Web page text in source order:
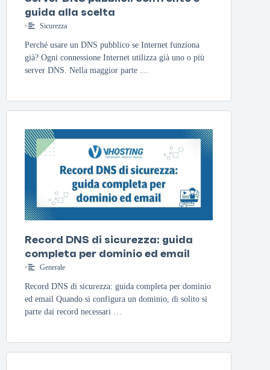
guida alla scelta
• Sicurezza
Perché usare un DNS pubblico se Internet funziona
già? Ogni connessione Internet utilizza già uno o più
server DNS. Nella maggior parte …
Record DNS di sicurezza: guida
completa per dominio ed email
• Generale
Record DNS di sicurezza: guida completa per dominio
ed email Quando si configura un dominio, di solito si
parte dai record necessari …